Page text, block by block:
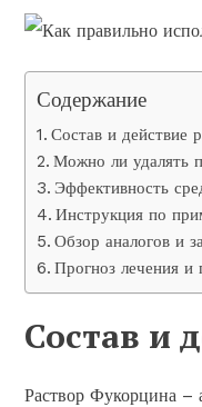
Содержание
Состав и действие
Можно ли удалять
Эффективность
Инструкция по
Обзор аналогов и
Прогноз лечения и
Состав и
Раствор Фукорцина –